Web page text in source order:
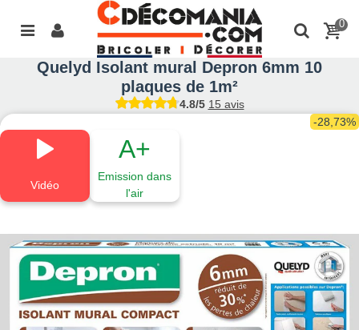
0
Quelyd Isolant mural Depron 6mm 10
plaques de 1m²
4.8/5 15 avis
Vidéo
A+
Emission dans
l'air
-28,73%